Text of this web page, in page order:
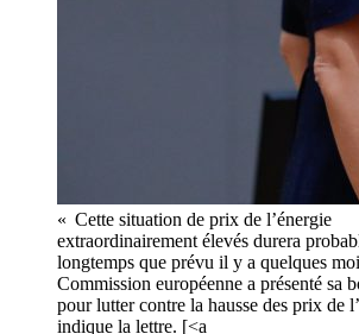
« Cette situation de prix de l’énergie
extraordinairement élevés durera
longtemps que prévu il y a quelques
Commission européenne a présenté sa
pour lutter contre la hausse des prix de
indique la lettre. [<a